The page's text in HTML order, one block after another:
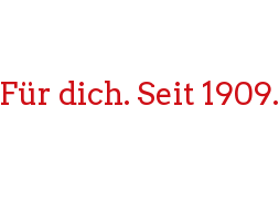
dich. Seit 1909.